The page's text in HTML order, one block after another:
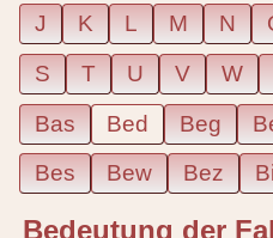
J
K L M N
S
T U V W
Bas
Bed Beg
Bes
Bew Bez Bil
Bedeutung der